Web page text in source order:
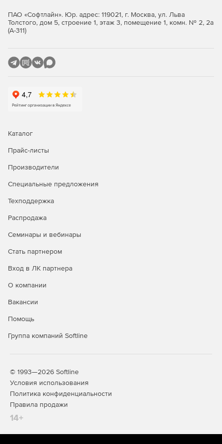
КОМПАС-3D позволяет осуществлять экспорт и импорт (с
возможностью последующего редактирования) данных
вставку компонентов из наиболее широкоиспользуемых
Благодаря работе с полигональными объектами (через
задачи реверс- инжиниринга.
Работа в 2D
инженеров, конструкторов.
проектирование для элементов: стена,
окно, дверь, перекрытие, колонна,
лестница. Позволяет оформлять и
ПАО «Софтлайн». Юр. адрес: 119021, г. Москва, ул. Льва
Толстого, дом 5, строение 1, этаж 3, помещение 1, комн. № 2, 2а
(А-311)
Каталог
Прайс-листы
Производители
Специальные предложения
Техподдержка
Распродажа
Семинары и вебинары
Стать партнером
Вход в ЛК партнера
О компании
Вакансии
Помощь
Группа компаний Softline
© 1993—2026 Softline
Условия использования
Политика конфиденциальности
Правила продажи
14+